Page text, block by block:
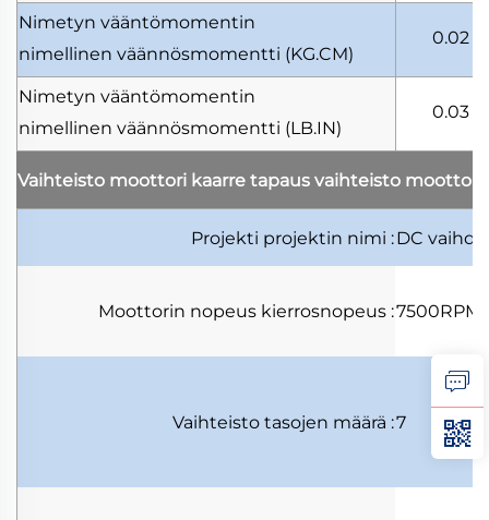
Nimetyn vääntömomentin
nimellinen väännösmomentti (KG.CM)
0.02
Nimetyn vääntömomentin
nimellinen väännösmomentti (LB.IN)
0.03
Vaihteisto moottori kaarre tapaus vaihteisto moottori
Projekti projektin nimi :DC
Moottorin nopeus kierrosnopeus :7500RPM
Vaihteisto tasojen määrä :7